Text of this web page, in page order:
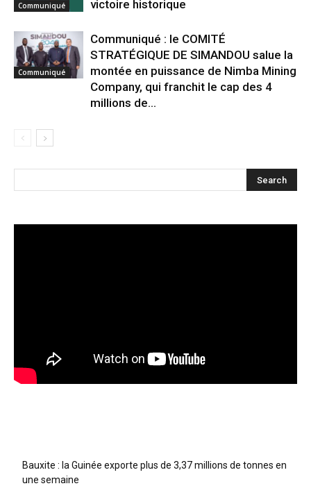
Communiqué
victoire historique
Communiqué
Communiqué : le COMITÉ
STRATÉGIQUE DE SIMANDOU salue la
montée en puissance de Nimba Mining
Company, qui franchit le cap des 4
millions de...
Bauxite : la Guinée exporte plus de 3,37 millions de tonnes en
une semaine